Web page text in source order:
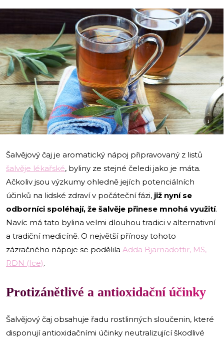
i
Šalvějový čaj je aromatický nápoj připravovaný z listů
šalvěje lékařské, byliny ze stejné čeledi jako je máta.
Ačkoliv jsou výzkumy ohledně jejích potenciálních
účinků na lidské zdraví v počáteční fázi, již nyní se
odborníci spoléhají, že šalvěje přinese mnohá využití.
Navíc má tato bylina velmi dlouhou tradici v alternativní
a tradiční medicíně. O největší přínosy tohoto
zázračného nápoje se podělila Adda Bjarnadottir, MS,
RDN (Ice).
Protizánětlivé a antioxidační účinky
Šalvějový čaj obsahuje řadu rostlinných sloučenin, které
disponují antioxidačními účinky neutralizující škodlivé